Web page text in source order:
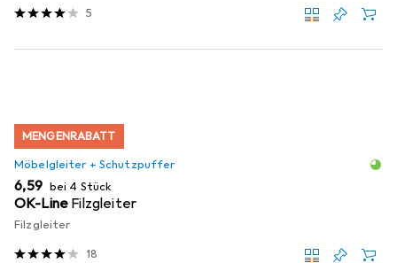
5
MENGENRABATT
Möbelgleiter + Schutzpuffer
EUR
6,59 bei 4 Stück
OK-Line Filzgleiter
Filzgleiter
18